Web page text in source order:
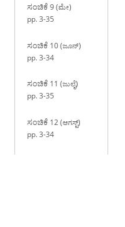
ಸಂಚಿಕೆ 9 (ಮೇ)
pp. 3-35
ಸಂಚಿಕೆ 10 (ಜೂನ್)
pp. 3-34
ಸಂಚಿಕೆ 11 (ಜುಲೈ)
pp. 3-35
ಸಂಚಿಕೆ 12 (ಆಗಸ್ಟ್)
pp. 3-34